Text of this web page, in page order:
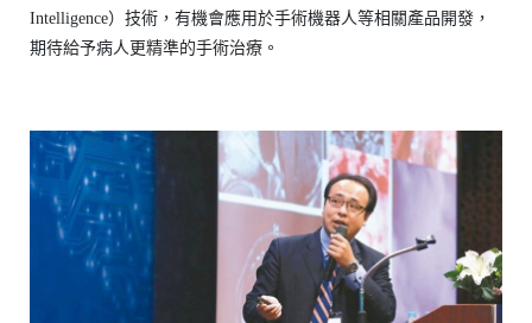
Intelligence）技術，有機會應用於手術機器人等相關產品開發，
期待給予病人更精準的手術治療。